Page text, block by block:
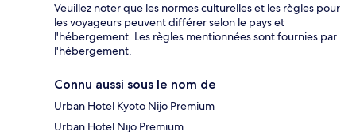
Veuillez noter que les normes culturelles et les règles pour
les voyageurs peuvent différer selon le pays et
l'hébergement. Les règles mentionnées sont fournies par
l'hébergement.
Connu aussi sous le nom de
Urban Hotel Kyoto Nijo Premium
Urban Hotel Nijo Premium